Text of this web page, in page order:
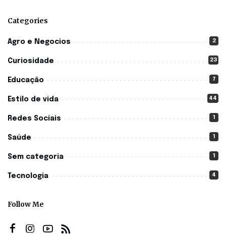
Categories
Agro e Negocios 2
Curiosidade 23
Educação 7
Estilo de vida 44
Redes Sociais 1
Saúde 1
Sem categoria 1
Tecnologia 4
Follow Me